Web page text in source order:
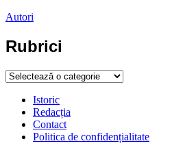
Autori
Rubrici
Rubrici
Istoric
Redacția
Contact
Politica de confidențialitate